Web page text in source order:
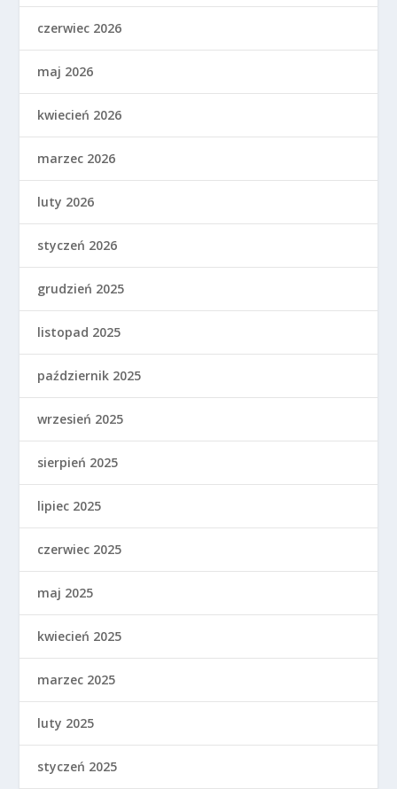
czerwiec 2026
maj 2026
kwiecień 2026
marzec 2026
luty 2026
styczeń 2026
grudzień 2025
listopad 2025
październik 2025
wrzesień 2025
sierpień 2025
lipiec 2025
czerwiec 2025
maj 2025
kwiecień 2025
marzec 2025
luty 2025
styczeń 2025